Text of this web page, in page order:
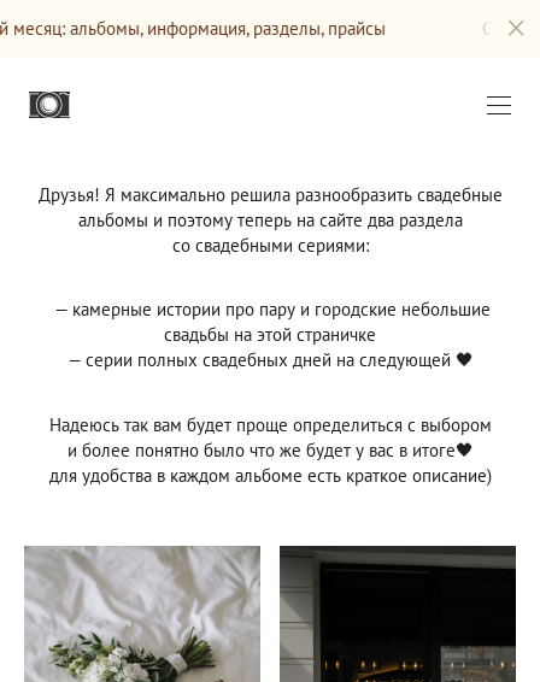
альбомы, информация, разделы, прайсы Сайт
Друзья! Я максимально решила разнообразить свадебные
альбомы и поэтому теперь на сайте два раздела
со свадебными сериями:
— камерные истории про пару и городские небольшие
свадьбы на этой страничке
— серии полных свадебных дней на следующей 🖤
Надеюсь так вам будет проще определиться с выбором
и более понятно было что же будет у вас в итоге🖤
для удобства в каждом альбоме есть краткое описание)